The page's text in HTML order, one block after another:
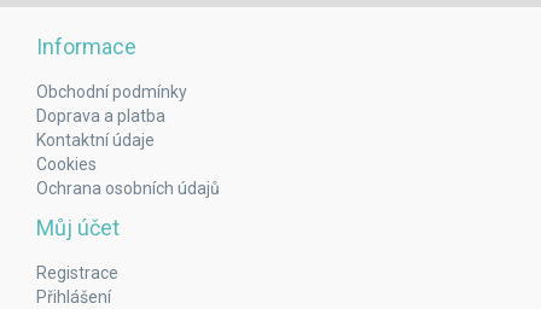
Informace
Obchodní podmínky
Doprava a platba
Kontaktní údaje
Cookies
Ochrana osobních údajů
Můj účet
Registrace
Přihlášení